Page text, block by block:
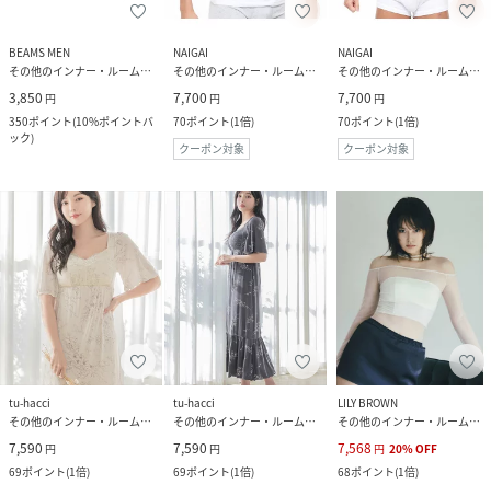
BEAMS MEN
その他のインナー・ルームウェア
3,850 円
350ポイント(10%ポイントバ
ック)
NAIGAI
その他のインナー・ルームウェア
7,700 円
70ポイント(1倍)
クーポン対象
NAIGAI
その他のインナー・ルームウェア
7,700 円
70ポイント(1倍)
クーポン対象
tu-hacci
その他のインナー・ルームウェア
7,590 円
69ポイント(1倍)
tu-hacci
その他のインナー・ルームウェア
7,590 円
69ポイント(1倍)
LILY BROWN
その他のインナー・ルームウェア
7,568 円 20%OFF
68ポイント(1倍)